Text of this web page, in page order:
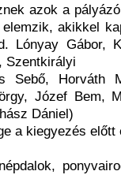
azok a
akikkel
Lónyay Gábor,
Szentkirályi
Sebő, Horváth
Józef Bem,
Dániel)
a kiegyezés előtt